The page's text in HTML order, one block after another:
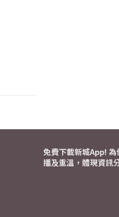
免費下載新城App!
播及重溫，體現資訊